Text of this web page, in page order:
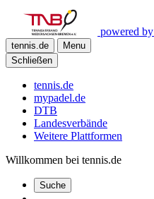
powered by
tennis.de
Menu
Schließen
tennis.de
mypadel.de
DTB
Landesverbände
Weitere Plattformen
Willkommen bei tennis.de
Suche